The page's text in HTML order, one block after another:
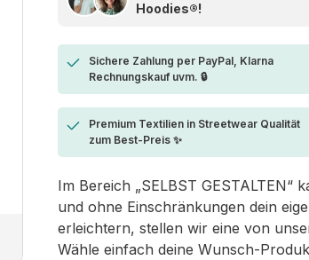
Hoodies®!
Sichere Zahlung per PayPal, Klarna
Rechnungskauf uvm. 🔒
Premium Textilien in Streetwear Qualität
zum Best-Preis ✨
Im Bereich „SELBST GESTALTEN“
und ohne Einschränkungen dein
erleichtern, stellen wir eine von
Wähle einfach deine Wunsch-